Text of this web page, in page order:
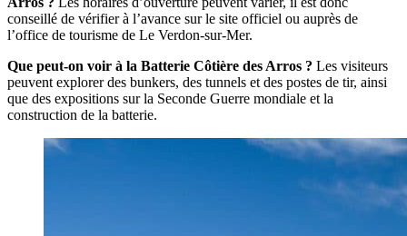
conseillé de vérifier à l’avance sur le site officiel ou auprès de
l’office de tourisme de Le Verdon-sur-Mer.
Que peut-on voir à la Batterie Côtière des Arros ? Les visiteurs
peuvent explorer des bunkers, des tunnels et des postes de tir, ainsi
que des expositions sur la Seconde Guerre mondiale et la
construction de la batterie.